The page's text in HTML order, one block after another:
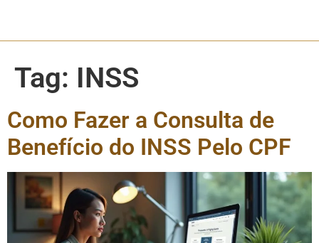
Tag: INSS
Como Fazer a Consulta de
Benefício do INSS Pelo CPF